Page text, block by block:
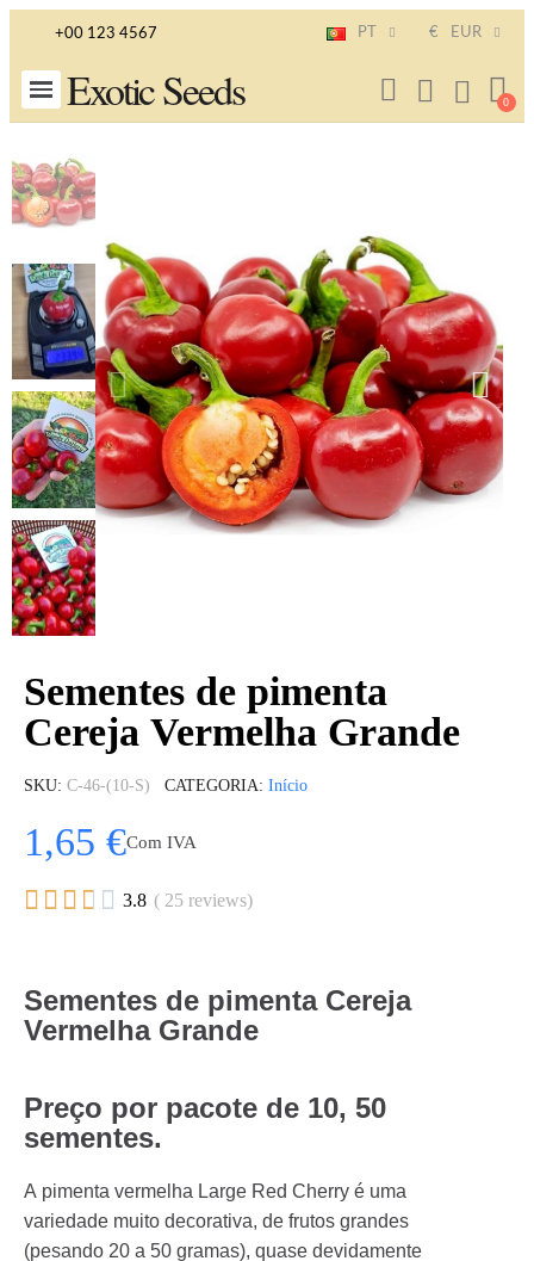
+00 123 4567 PT € EUR
Exotic Seeds
Sementes de pimenta
Cereja Vermelha Grande
SKU C-46-(10-S) CATEGORIA Início
1,65 €Com IVA
     3.8 ( 25 reviews)
Sementes de pimenta Cereja
Vermelha Grande
Preço por pacote de 10, 50
sementes.
A pimenta vermelha Large Red Cherry é uma
variedade muito decorativa, de frutos grandes
(pesando 20 a 50 gramas), quase devidamente